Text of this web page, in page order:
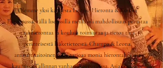
Olemme yksi kahdesta License Hieronta & Koulut
Euroopassa, tällä lisenssillä meillä oli mahdollisuus perustaa
thai hierontaa ja kouluja toimintaa ja tietoa thai
perinteisestä lääketieteestä. Champa & Leona,
ammattitaitoinen tiimi tarjoaa monia hierontahoitoja
kauniissa Tallinnan vanhassakaupungissa. Asiakkaamme